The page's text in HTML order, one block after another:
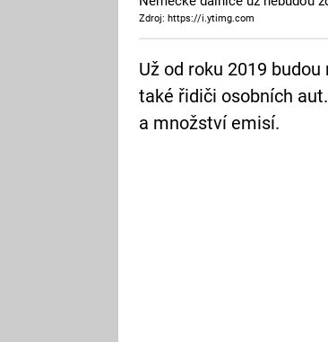
Zdroj: https://i.ytimg.com
Už od roku 2019
také řidiči osobních
a množství emisí.